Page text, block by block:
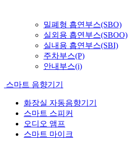
밀폐형 흡연부스(SBO)
실외용 흡연부스(SBOO)
실내용 흡연부스(SBI)
주차부스(P)
안내부스(i)
스마트 음향기기
화장실 자동음향기기
스마트 스피커
오디오 앰프
스마트 마이크